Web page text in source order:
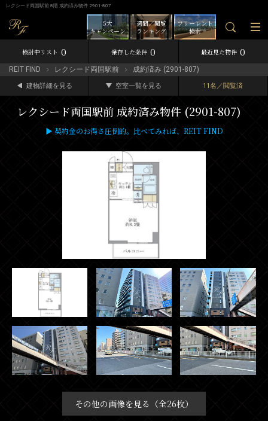
レクシード両国駅前 8階 成約済み物件 2901-807
フリーレント
検索
週間／閲覧
ランキング
5大
キャンペーン
検討中リスト 0 保存した条件 0 最近見た物件 0
REIT FIND レクシード両国駅前 成約済み (2901-807)
建物詳細を見る 空室一覧を見る 11名／閲覧済
レクシード両国駅前 成約済み物件 (2901-807)
▶ 契約金のお得さ圧倒的。比べてみれば、REIT FIND
その他の画像を見る（全26枚）